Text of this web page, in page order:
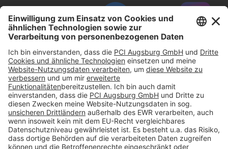
#PCI
Impressum
Datenschutz